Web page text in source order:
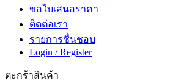
ขอใบเสนอราคา
ติดต่อเรา
รายการชื่นชอบ
Login / Register
ตะกร้าสินค้า